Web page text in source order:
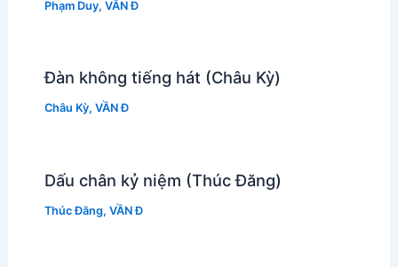
Phạm Duy, VẦN Đ
Đàn không tiếng hát (Châu Kỳ)
Châu Kỳ, VẦN Đ
Dấu chân kỷ niệm (Thúc Đăng)
Thúc Đăng, VẦN Đ